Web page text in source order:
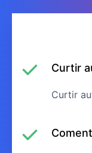
Curtir
Curtir